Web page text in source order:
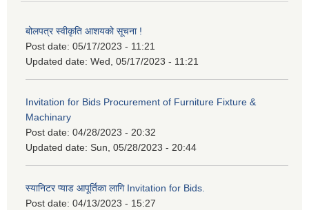
बोलपत्र स्वीकृति आशयको सूचना !
Post date: 05/17/2023 - 11:21
Updated date: Wed, 05/17/2023 - 11:21
Invitation for Bids Procurement of Furniture Fixture &
Machinary
Post date: 04/28/2023 - 20:32
Updated date: Sun, 05/28/2023 - 20:44
स्यानिटर प्याड आपूर्तिका लागि Invitation for Bids.
Post date: 04/13/2023 - 15:27